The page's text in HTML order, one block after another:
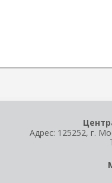
Адрес: 125252, г.